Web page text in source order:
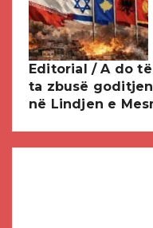
Editorial / A do
ta zbusë
në Lindjen e